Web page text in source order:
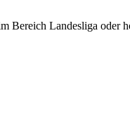
Bereich Landesliga oder